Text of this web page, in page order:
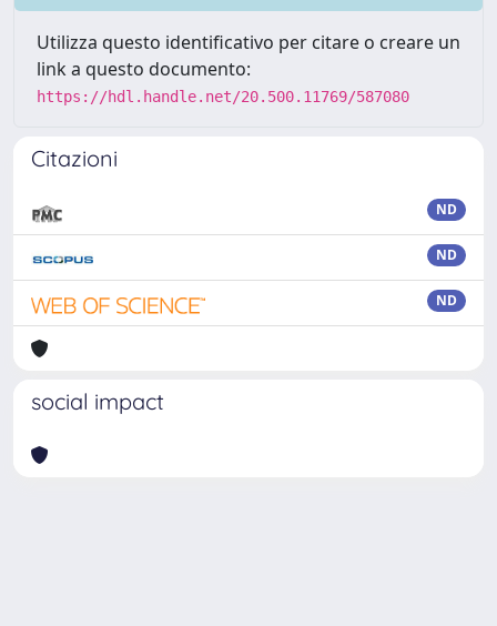
Utilizza questo identificativo per citare o creare un
link a questo documento:
https://hdl.handle.net/20.500.11769/587080
Citazioni
ND
ND
ND
social impact